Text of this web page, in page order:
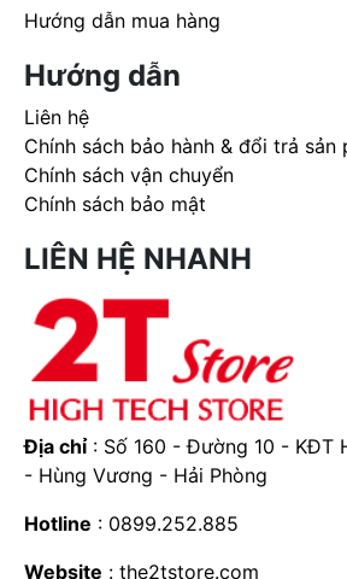
Hướng dẫn mua hàng
Hướng dẫn
Liên hệ
Chính sách bảo hành & đổi trả sản
Chính sách vận chuyển
Chính sách bảo mật
LIÊN HỆ NHANH
Địa chỉ: Số 160 - Đường 10 - KĐT
- Hùng Vương - Hải Phòng
Hotline : 0899.252.885
Website :the2tstore.com